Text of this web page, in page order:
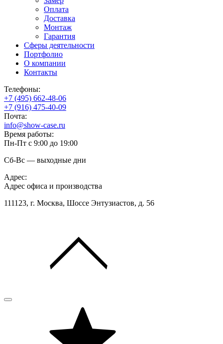
Оплата
Доставка
Монтаж
Гарантия
Сферы деятельности
Портфолио
О компании
Контакты
Телефоны:
+7 (495) 662-48-06
+7 (916) 475-40-09
Почта:
info@show-case.ru
Время работы:
Пн-Пт с 9:00 до 19:00
Сб-Вс — выходные дни
Адрес:
Адрес офиса и производства
111123, г. Москва, Шоссе Энтузиастов, д. 56